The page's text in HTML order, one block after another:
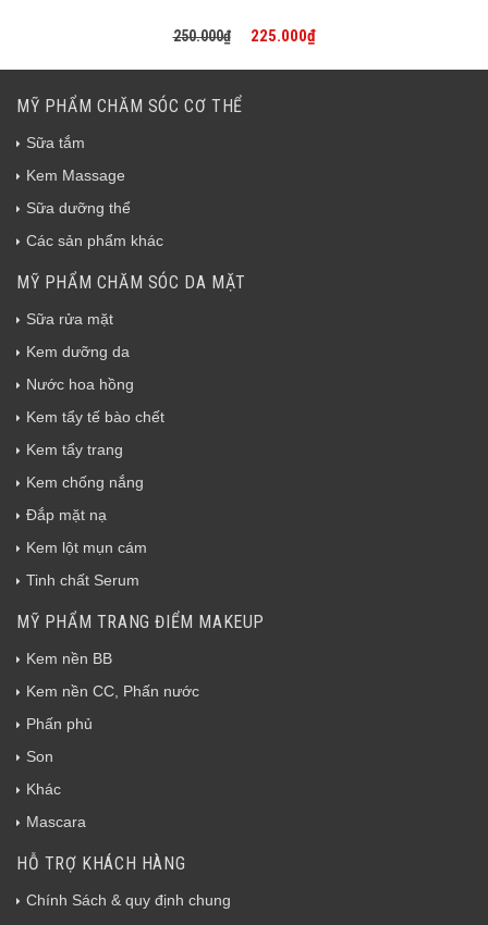
250.000₫ 225.000₫
MỸ PHẨM CHĂM SÓC CƠ THỂ
Sữa tắm
Kem Massage
Sữa dưỡng thể
Các sản phẩm khác
MỸ PHẨM CHĂM SÓC DA MẶT
Sữa rửa mặt
Kem dưỡng da
Nước hoa hồng
Kem tẩy tế bào chết
Kem tẩy trang
Kem chống nắng
Đắp mặt nạ
Kem lột mụn cám
Tinh chất Serum
MỸ PHẨM TRANG ĐIỂM MAKEUP
Kem nền BB
Kem nền CC, Phấn nước
Phấn phủ
Son
Khác
Mascara
HỖ TRỢ KHÁCH HÀNG
Chính Sách & quy định chung